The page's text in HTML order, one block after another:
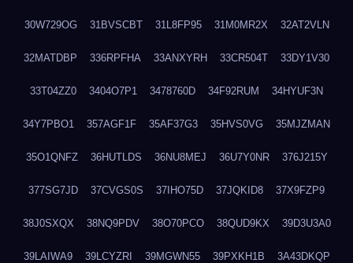
30W729OG 31BVSCBT 31L8FP95 31M0MR2X 32AT2VLN
32MATDBP 336RPFHA 33ANXYRH 33CR504T 33DY1V30
33T04ZZ0 3404O7P1 3478760D 34F92RUM 34HYUF3N
34Y7PBO1 357AGF1F 35AF37G3 35HVS0VG 35MJZMAN
35O1QNFZ 36HUTLDS 36NU8MEJ 36U7Y0NR 376J215Y
377SG7JD 37CVGS0S 37IHO75D 37JQKID8 37X9FZP9
38J0SXQX 38NQ9PDV 38O70PCO 38QUD9KX 39D3U3A0
39LAIWA9 39LCYZRI 39MGWN55 39PXKH1B 3A43DKQP